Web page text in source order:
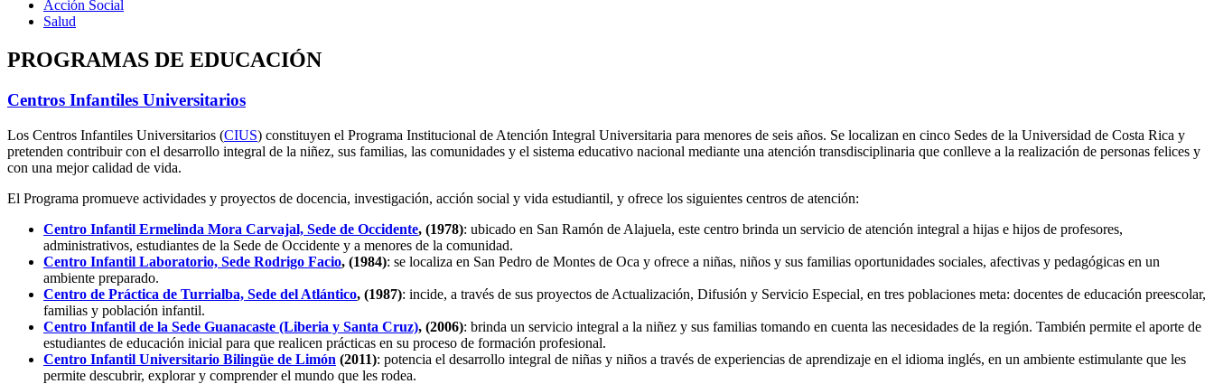
Acción Social
Salud
PROGRAMAS DE EDUCACIÓN
Centros Infantiles Universitarios
Los Centros Infantiles Universitarios (CIUS) constituyen el Programa Institucional de Atención Integral Universitaria para menores de seis años. Se localizan en cinco Sedes de la Universidad de Costa Rica y
pretenden contribuir con el desarrollo integral de la niñez, sus familias, las comunidades y el sistema educativo nacional mediante una atención transdisciplinaria que conlleve a la realización de personas felices y
con una mejor calidad de vida.
El Programa promueve actividades y proyectos de docencia, investigación, acción social y vida estudiantil, y ofrece los siguientes centros de atención:
Centro Infantil Ermelinda Mora Carvajal, Sede de Occidente, (1978): ubicado en San Ramón de Alajuela, este centro brinda un servicio de atención integral a hijas e hijos de profesores,
administrativos, estudiantes de la Sede de Occidente y a menores de la comunidad.
Centro Infantil Laboratorio, Sede Rodrigo Facio, (1984): se localiza en San Pedro de Montes de Oca y ofrece a niñas, niños y sus familias oportunidades sociales, afectivas y pedagógicas en un
ambiente preparado.
Centro de Práctica de Turrialba, Sede del Atlántico, (1987): incide, a través de sus proyectos de Actualización, Difusión y Servicio Especial, en tres poblaciones meta: docentes de educación preescolar,
familias y población infantil.
Centro Infantil de la Sede Guanacaste (Liberia y Santa Cruz), (2006): brinda un servicio integral a la niñez y sus familias tomando en cuenta las necesidades de la región. También permite el aporte de
estudiantes de educación inicial para que realicen prácticas en su proceso de formación profesional.
Centro Infantil Universitario Bilingüe de Limón (2011): potencia el desarrollo integral de niñas y niños a través de experiencias de aprendizaje en el idioma inglés, en un ambiente estimulante que les
permite descubrir, explorar y comprender el mundo que les rodea.